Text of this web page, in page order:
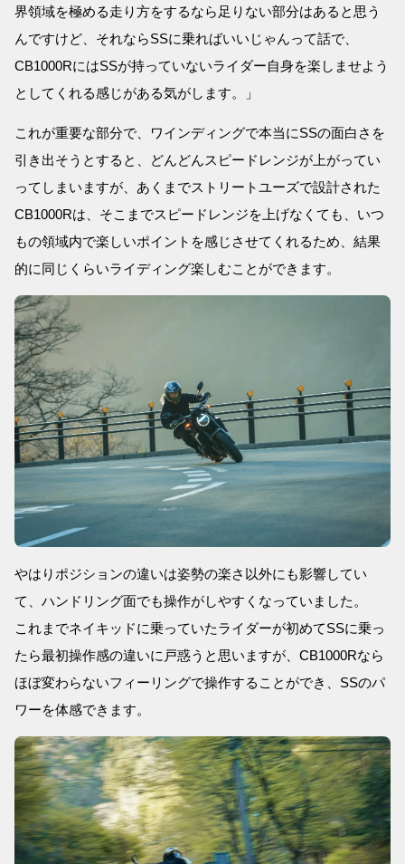
界領域を極める走り方をするなら足りない部分はあると思う
んですけど、それならSSに乗ればいいじゃんって話で、
CB1000RにはSSが持っていないライダー自身を楽しませよう
としてくれる感じがある気がします。」
これが重要な部分で、ワインディングで本当にSSの面白さを
引き出そうとすると、どんどんスピードレンジが上がってい
ってしまいますが、あくまでストリートユーズで設計された
CB1000Rは、そこまでスピードレンジを上げなくても、いつ
もの領域内で楽しいポイントを感じさせてくれるため、結果
的に同じくらいライディング楽しむことができます。
やはりポジションの違いは姿勢の楽さ以外にも影響してい
て、ハンドリング面でも操作がしやすくなっていました。
これまでネイキッドに乗っていたライダーが初めてSSに乗っ
たら最初操作感の違いに戸惑うと思いますが、CB1000Rなら
ほぼ変わらないフィーリングで操作することができ、SSのパ
ワーを体感できます。